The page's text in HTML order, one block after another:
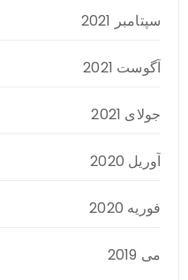
سپتامبر 2021
آگوست 2021
جولای 2021
آوریل 2020
فوریه 2020
می 2019